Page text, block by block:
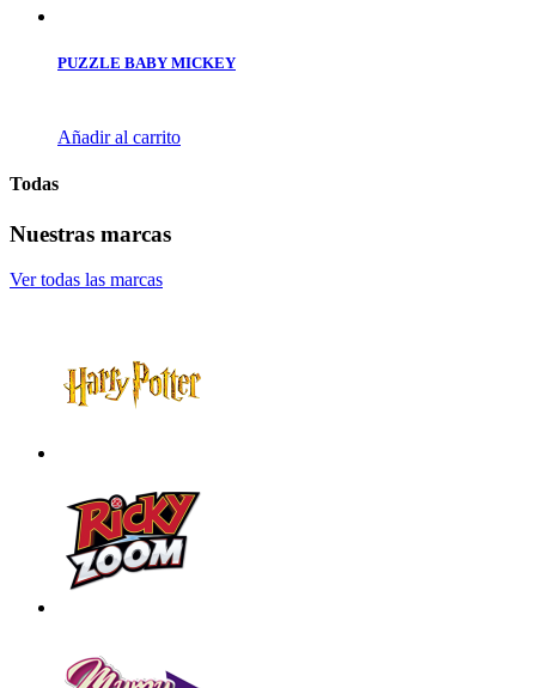
PUZZLE BABY MICKEY
Añadir al carrito
Todas
Nuestras marcas
Ver todas las marcas